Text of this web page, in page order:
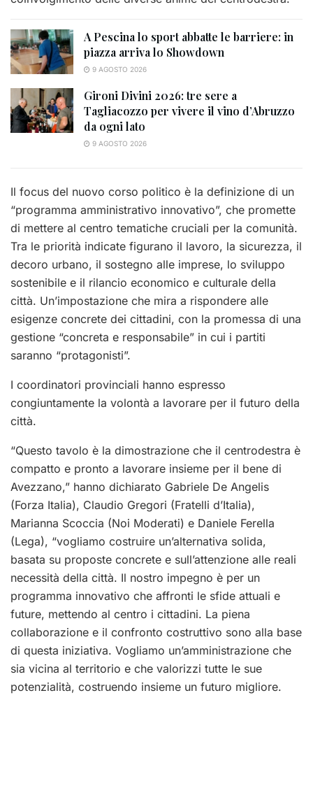
A Pescina lo sport abbatte le barriere: in
piazza arriva lo Showdown
9 AGOSTO 2026
Gironi Divini 2026: tre sere a
Tagliacozzo per vivere il vino d’Abruzzo
da ogni lato
9 AGOSTO 2026
Il focus del nuovo corso politico è la definizione di un
“programma amministrativo innovativo”, che promette
di mettere al centro tematiche cruciali per la comunità.
Tra le priorità indicate figurano il lavoro, la sicurezza, il
decoro urbano, il sostegno alle imprese, lo sviluppo
sostenibile e il rilancio economico e culturale della
città. Un’impostazione che mira a rispondere alle
esigenze concrete dei cittadini, con la promessa di una
gestione “concreta e responsabile” in cui i partiti
saranno “protagonisti”.
I coordinatori provinciali hanno espresso
congiuntamente la volontà a lavorare per il futuro della
città.
“Questo tavolo è la dimostrazione che il centrodestra è
compatto e pronto a lavorare insieme per il bene di
Avezzano,” hanno dichiarato Gabriele De Angelis
(Forza Italia), Claudio Gregori (Fratelli d’Italia),
Marianna Scoccia (Noi Moderati) e Daniele Ferella
(Lega), “vogliamo costruire un’alternativa solida,
basata su proposte concrete e sull’attenzione alle reali
necessità della città. Il nostro impegno è per un
programma innovativo che affronti le sfide attuali e
future, mettendo al centro i cittadini. La piena
collaborazione e il confronto costruttivo sono alla base
di questa iniziativa. Vogliamo un’amministrazione che
sia vicina al territorio e che valorizzi tutte le sue
potenzialità, costruendo insieme un futuro migliore.